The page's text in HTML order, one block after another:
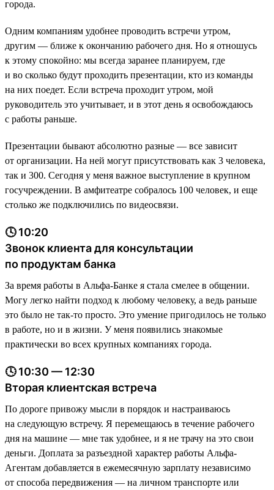
города.
Одним компаниям удобнее проводить встречи утром,
другим — ближе к окончанию рабочего дня. Но я отношусь
к этому спокойно: мы всегда заранее планируем, где
и во сколько будут проходить презентации, кто из команды
на них поедет. Если встреча проходит утром, мой
руководитель это учитывает, и в этот день я освобождаюсь
с работы раньше.
Презентации бывают абсолютно разные — все зависит
от организации. На ней могут присутствовать как 3 человека,
так и 300. Сегодня у меня важное выступление в крупном
госучреждении. В амфитеатре собралось 100 человек, и еще
столько же подключились по видеосвязи.
🕓 10:20
Звонок клиента для консультации
по продуктам банка
За время работы в Альфа-Банке я стала смелее в общении.
Могу легко найти подход к любому человеку, а ведь раньше
это было не так-то просто. Это умение пригодилось не только
в работе, но и в жизни. У меня появились знакомые
практически во всех крупных компаниях города.
🕓 10:30 — 12:30
Вторая клиентская встреча
По дороге привожу мысли в порядок и настраиваюсь
на следующую встречу. Я перемещаюсь в течение рабочего
дня на машине — мне так удобнее, и я не трачу на это свои
деньги. Доплата за разъездной характер работы Альфа-
Агентам добавляется в ежемесячную зарплату независимо
от способа передвижения — на личном транспорте или